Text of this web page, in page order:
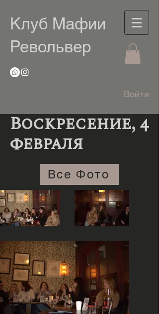
Клуб Мафии
Револьвер
Войти
Воскресение, 4
февраля
Все Фото